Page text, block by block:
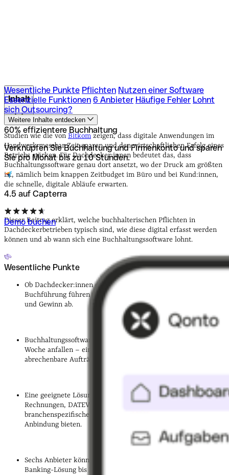
Wesentliche Punkte Pflichten Nutzen einer Software
Essenzielle Funktionen 6 Anbieter Häufige Fehler Lohnt
sich Outsourcing?
Weitere Inhalte entdecken
60% effizientere Buchhaltung
Verknüpfen Sie Buchhaltung und Firmenkonto und sparen
Sie pro Monat bis zu 10 Stunden.
4.5 auf Capterra
Demo buchen
Inhalt
Wesentliche Punkte Pflichten
Essenzielle Funktionen 6 Anbieter Häufige Fehler Lohnt
sich Outsourcing?
Studien wie die von Bitkom zeigen, dass digitale Anwendungen im
Handwerk messbar Zeit sparen und den wirtschaftlichen Erfolg eines
Betriebs stärken. Für Dachdecker:innen bedeutet das, dass
Buchhaltungssoftware genau dort ansetzt, wo der Druck am größten
ist, nämlich beim knappen Zeitbudget im Büro und bei Kund:innen,
die schnelle, digitale Abläufe erwarten.
Dieser Beitrag erklärt, welche buchhalterischen Pflichten in
Dachdeckerbetrieben typisch sind, wie diese digital erfasst werden
können und ab wann sich eine Buchhaltungssoftware lohnt.
Wesentliche Punkte
Ob Dachdecker:innen eine einfache EÜR oder doppelte
Buchführung führen müssen, hängt von Rechtsform, Umsatz
und Gewinn ab.
Buchhaltungssoftware lohnt sich sobald mehrere Stunden pro
Woche anfallen – eingesparte Zeit lässt sich direkt in
abrechenbare Aufträge umwandeln.
Eine geeignete Lösung sollte GoBD-Konformität, E-
Rechnungen, DATEV-Schnittstelle, mobile Belegerfassung und
branchenspezifische Funktionen wie die SOKA-DACH-
Anbindung bieten.
Sechs Anbieter könnte eine gute Wahl sein: Von Qonto als
Banking-Lösung bis Bosch OfficeOn als spezialisierter